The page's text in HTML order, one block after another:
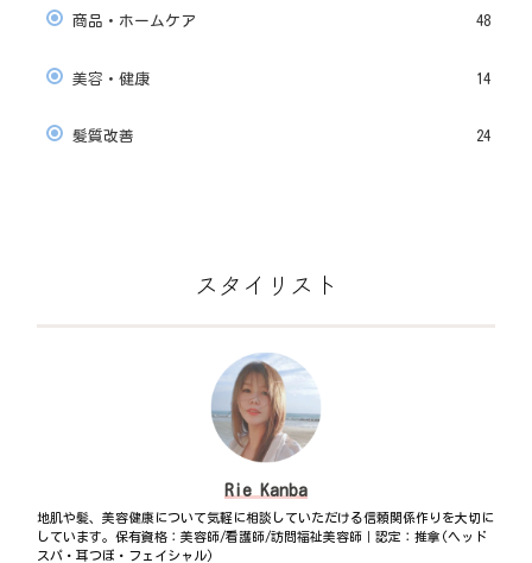
商品・ホームケア 48
美容・健康 14
髪質改善 24
スタイリスト
Rie Kanba
地肌や髪、美容健康について気軽に相談していただける信頼関係作りを大切に
しています。保有資格：美容師/看護師/訪問福祉美容師｜認定：推拿(ヘッド
スパ・耳つぼ・フェイシャル)